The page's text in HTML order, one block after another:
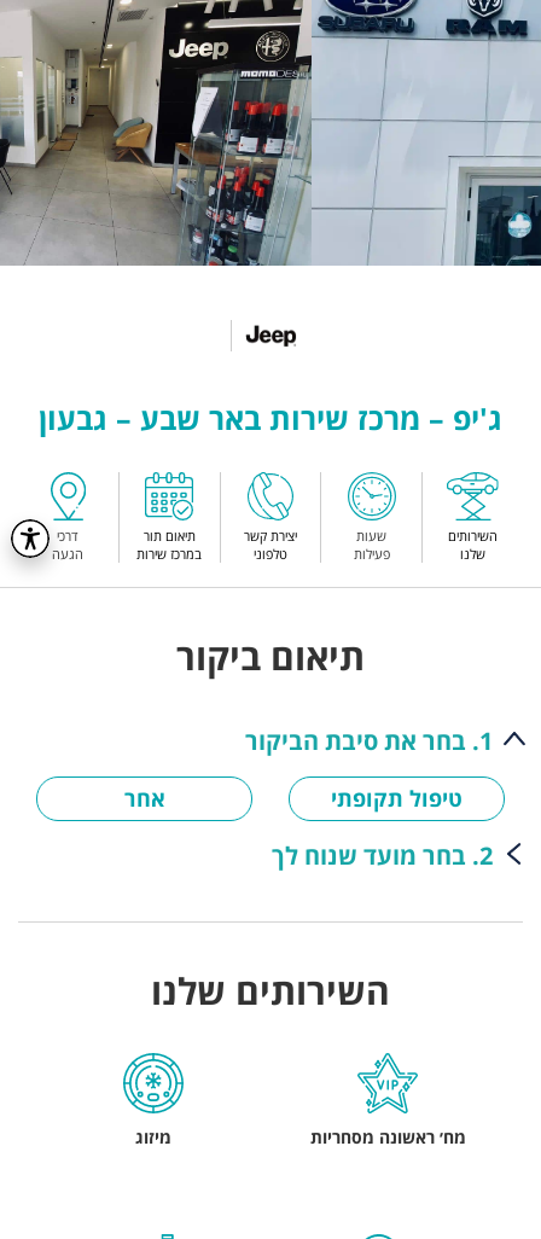
ג'יפ – מרכז שירות באר שבע – גבעון
השירותים
שלנו
שעות
פעילות
יצירת קשר
טלפוני
תיאום תור
במרכז שירות
דרכי
הגעה
תיאום ביקור
1. בחר את סיבת הביקור
טיפול תקופתי אחר
2. בחר מועד שנוח לך
השירותים שלנו
מח׳ ראשונה מסחריות מיזוג